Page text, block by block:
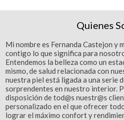
Quienes
Mi nombre es Fernanda Castejon y
contigo lo que significa para
Entendemos la belleza como un
mismo, de salud relacionada con
nuestra piel está ligada a una serie
sorprendentes en nuestro interior.
disposición de tod@s nuestr@s
personalizado en el que ofrecer
lograr el máximo confort y